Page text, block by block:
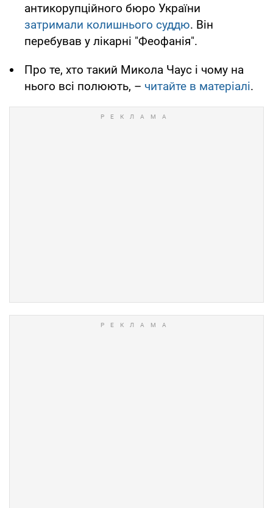
антикорупційного бюро України
затримали колишнього суддю. Він
перебував у лікарні "Феофанія".
Про те, хто такий Микола Чаус і чому на
нього всі полюють, – читайте в матеріалі.